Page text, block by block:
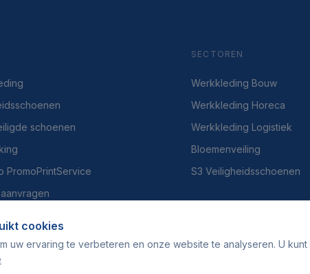
schoenen
PromoPrintService
SECTOREN
Werkkleding Bouw
Werkkleding Horeca
Werkkleding Logistiek
Bloemenveiling
S3 Veiligheidsschoenen
cookies
uw ervaring te verbeteren en onze website te analyseren. U